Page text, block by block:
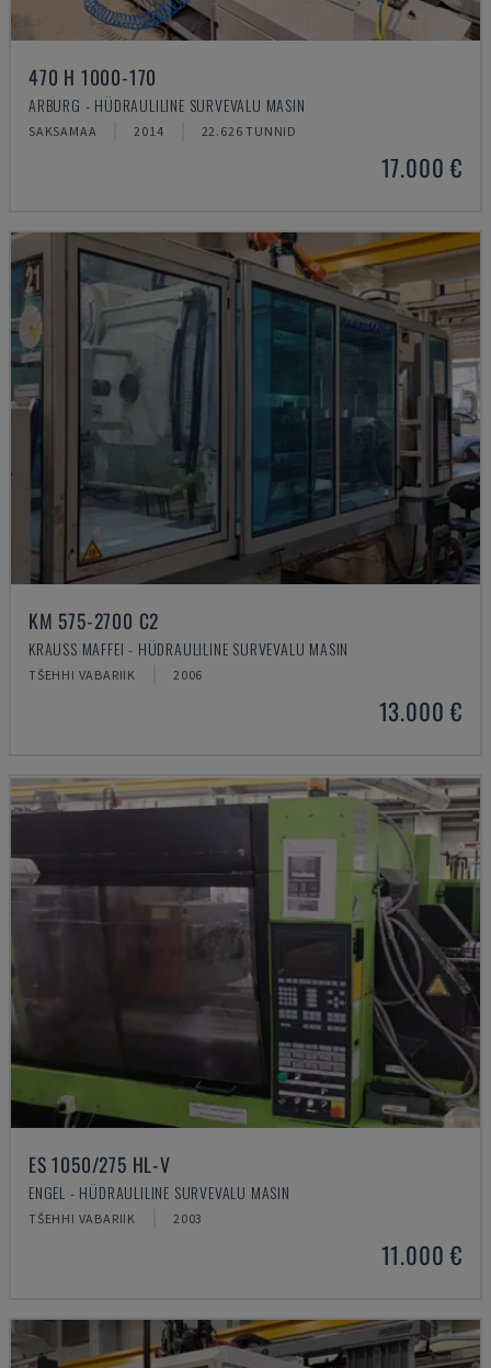
470 H 1000-170
ARBURG - HÜDRAULILINE SURVEVALU MASIN
SAKSAMAA 2014 22.626 TUNNID
17.000 €
KM 575-2700 C2
KRAUSS MAFFEI - HÜDRAULILINE SURVEVALU MASIN
TŠEHHI VABARIIK 2006
13.000 €
ES 1050/275 HL-V
ENGEL - HÜDRAULILINE SURVEVALU MASIN
TŠEHHI VABARIIK 2003
11.000 €